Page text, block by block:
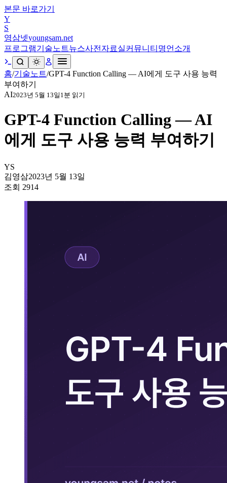
본문 바로가기
Y
S
영삼넷youngsam.net
프로그램기술노트뉴스사전 자료실커뮤니티 명언 소개
홈/기술노트/GPT-4 Function Calling — AI에게 도구 사용 능력
부여하기
AI2023년 5월 13일 1분 읽기
GPT-4 Function Calling — AI
에게 도구 사용 능력 부여하기
YS
김영삼2023년 5월 13일
조회 2914